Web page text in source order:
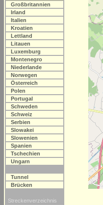
Großbritannien
Irland
Italien
Kroatien
Lettland
Litauen
Luxemburg
Montenegro
Niederlande
Norwegen
Österreich
Polen
Portugal
Schweden
Schweiz
Serbien
Slowakei
Slowenien
Spanien
Tschechien
Ungarn
Tunnel
Brücken
Streckenverzeichnis